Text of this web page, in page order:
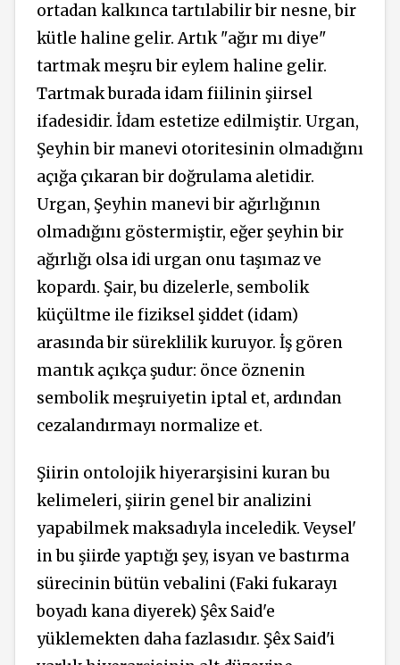
ortadan kalkınca tartılabilir bir nesne, bir
kütle haline gelir. Artık "ağır mı diye"
tartmak meşru bir eylem haline gelir.
Tartmak burada idam fiilinin şiirsel
ifadesidir. İdam estetize edilmiştir. Urgan,
Şeyhin bir manevi otoritesinin olmadığını
açığa çıkaran bir doğrulama aletidir.
Urgan, Şeyhin manevi bir ağırlığının
olmadığını göstermiştir, eğer şeyhin bir
ağırlığı olsa idi urgan onu taşımaz ve
kopardı. Şair, bu dizelerle, sembolik
küçültme ile fiziksel şiddet (idam)
arasında bir süreklilik kuruyor. İş gören
mantık açıkça şudur: önce öznenin
sembolik meşruiyetin iptal et, ardından
cezalandırmayı normalize et.
Şiirin ontolojik hiyerarşisini kuran bu
kelimeleri, şiirin genel bir analizini
yapabilmek maksadıyla inceledik. Veysel'
in bu şiirde yaptığı şey, isyan ve bastırma
sürecinin bütün vebalini (Faki fukarayı
boyadı kana diyerek) Şêx Said'e
yüklemekten daha fazlasıdır. Şêx Said'i